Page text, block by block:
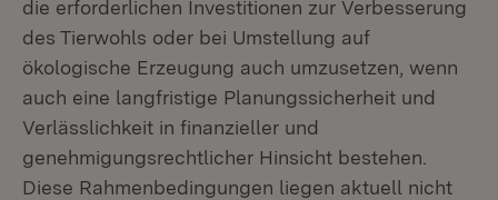
die erforderlichen Investitionen zur Verbesserung
des Tierwohls oder bei Umstellung auf
ökologische Erzeugung auch umzusetzen, wenn
auch eine langfristige Planungssicherheit und
Verlässlichkeit in finanzieller und
genehmigungsrechtlicher Hinsicht bestehen.
Diese Rahmenbedingungen liegen aktuell nicht